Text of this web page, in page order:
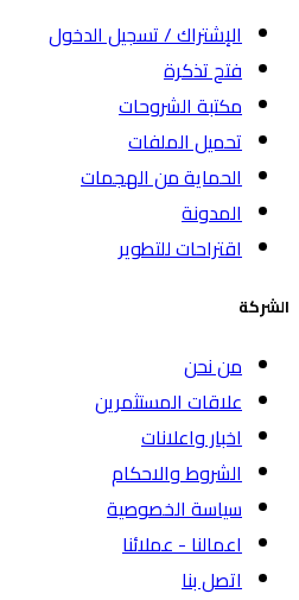
الإشتراك / تسجيل الدخول
فتح تذكرة
مكتبة الشروحات
تحميل الملفات
الحماية من الهجمات
المدونة
اقتراحات للتطوير
الشركة
من نحن
علاقات المستثمرين
اخبار واعلانات
الشروط والاحكام
سياسة الخصوصية
اعمالنا - عملائنا
اتصل بنا